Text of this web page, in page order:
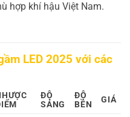
hợp khí hậu Việt Nam.
LED 2025 với các
ĐỘ
SÁNG
ĐỘ
BỀN
GIÁ